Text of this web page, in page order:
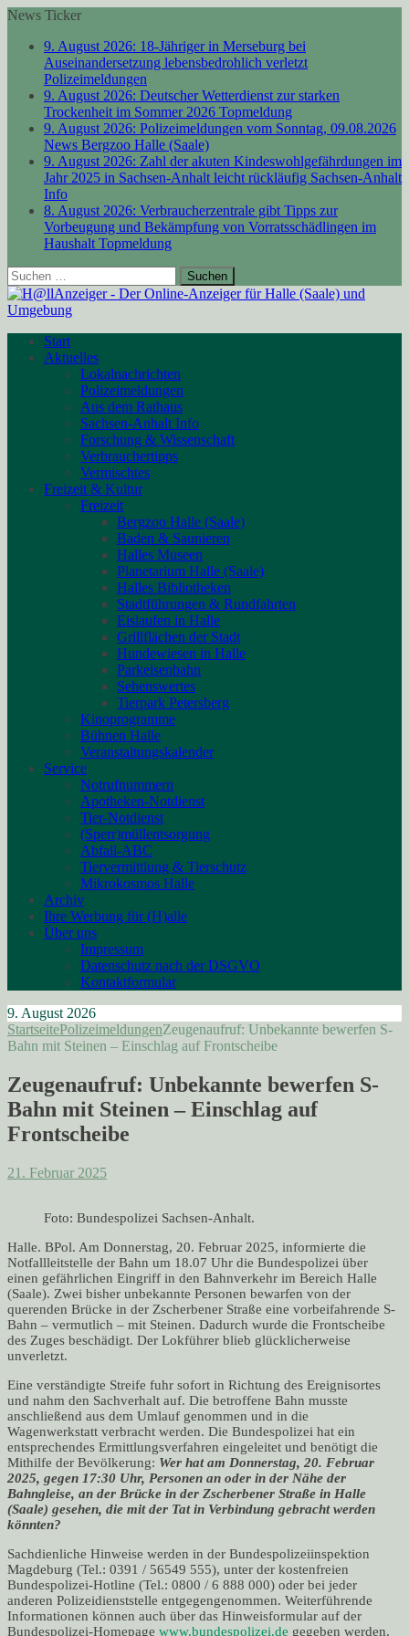
News Ticker
9. August 2026: 18-Jähriger in Merseburg bei
Auseinandersetzung lebensbedrohlich verletzt
Polizeimeldungen
9. August 2026: Deutscher Wetterdienst zur starken
Trockenheit im Sommer 2026 Topmeldung
9. August 2026: Polizeimeldungen vom Sonntag, 09.08.2026
News Bergzoo Halle (Saale)
9. August 2026: Zahl der akuten Kindeswohlgefährdungen im
Jahr 2025 in Sachsen-Anhalt leicht rückläufig Sachsen-Anhalt
Info
8. August 2026: Verbraucherzentrale gibt Tipps zur
Vorbeugung und Bekämpfung von Vorratsschädlingen im
Haushalt Topmeldung
Suchen
nach:
Start
Aktuelles
Lokalnachrichten
Polizeimeldungen
Aus dem Rathaus
Sachsen-Anhalt Info
Forschung & Wissenschaft
Verbrauchertipps
Vermischtes
Freizeit & Kultur
Freizeit
Bergzoo Halle (Saale)
Baden & Saunieren
Halles Museen
Planetarium Halle (Saale)
Halles Bibliotheken
Stadtführungen & Rundfahrten
Eislaufen in Halle
Grillflächen der Stadt
Hundewiesen in Halle
Parkeisenbahn
Sehenswertes
Tierpark Petersberg
Kinoprogramme
Bühnen Halle
Veranstaltungskalender
Service
Notrufnummern
Apotheken-Notdienst
Tier-Notdienst
(Sperr)müllentsorgung
Abfall-ABC
Tiervermittlung & Tierschutz
Mikrokosmos Halle
Archiv
Ihre Werbung für (H)alle
Über uns
Impressum
Datenschutz nach der DSGVO
Kontaktformular
9. August 2026
StartseitePolizeimeldungenZeugenaufruf: Unbekannte bewerfen S-
Bahn mit Steinen – Einschlag auf Frontscheibe
Zeugenaufruf: Unbekannte bewerfen S-
Bahn mit Steinen – Einschlag auf
Frontscheibe
21. Februar 2025
Foto: Bundespolizei Sachsen-Anhalt.
Halle. BPol. Am Donnerstag, 20. Februar 2025, informierte die
Notfallleitstelle der Bahn um 18.07 Uhr die Bundespolizei über
einen gefährlichen Eingriff in den Bahnverkehr im Bereich Halle
(Saale). Zwei bisher unbekannte Personen bewarfen von der
querenden Brücke in der Zscherbener Straße eine vorbeifahrende S-
Bahn – vermutlich – mit Steinen. Dadurch wurde die Frontscheibe
des Zuges beschädigt. Der Lokführer blieb glücklicherweise
unverletzt.
Eine verständigte Streife fuhr sofort in Richtung des Ereignisortes
und nahm den Sachverhalt auf. Die betroffene Bahn musste
anschließend aus dem Umlauf genommen und in die
Wagenwerkstatt verbracht werden. Die Bundespolizei hat ein
entsprechendes Ermittlungsverfahren eingeleitet und benötigt die
Mithilfe der Bevölkerung: Wer hat am Donnerstag, 20. Februar
2025, gegen 17:30 Uhr, Personen an oder in der Nähe der
Bahngleise, an der Brücke in der Zscherbener Straße in Halle
(Saale) gesehen, die mit der Tat in Verbindung gebracht werden
könnten?
Sachdienliche Hinweise werden in der Bundespolizeiinspektion
Magdeburg (Tel.: 0391 / 56549 555), unter der kostenfreien
Bundespolizei-Hotline (Tel.: 0800 / 6 888 000) oder bei jeder
anderen Polizeidienststelle entgegengenommen. Weiterführende
Informationen können auch über das Hinweisformular auf der
Bundespolizei-Homepage www.bundespolizei.de gegeben werden.